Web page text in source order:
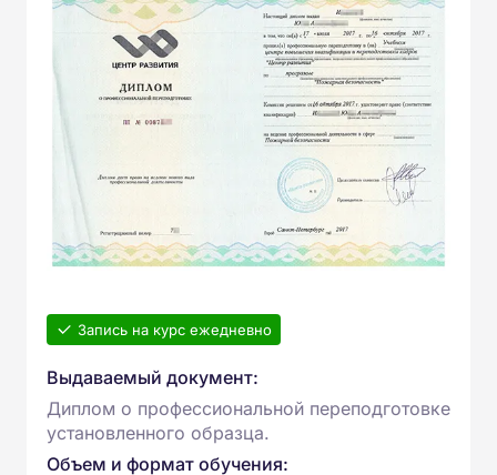
Запись на курс ежедневно
Выдаваемый документ:
Диплом о профессиональной переподготовке
установленного образца.
Объем и формат обучения: